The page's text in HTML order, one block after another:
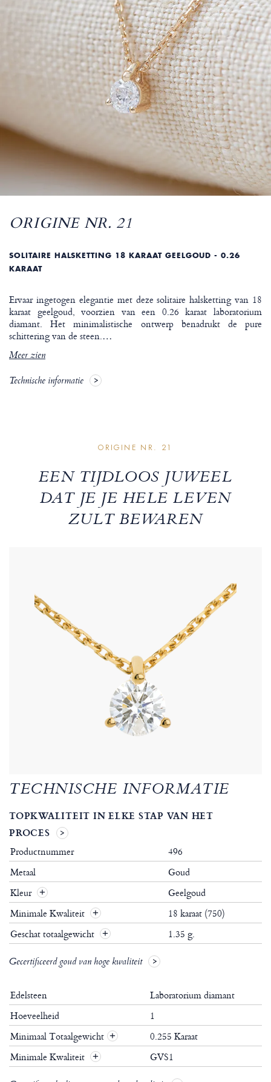
ORIGINE NR. 21
SOLITAIRE HALSKETTING 18 KARAAT GEELGOUD - 0.26
KARAAT
Ervaar ingetogen elegantie met deze solitaire halsketting van 18
karaat geelgoud, voorzien van een 0.26 karaat laboratorium
diamant. Het minimalistische ontwerp benadrukt de pure
schittering van de steen.…
Meer zien
Technische informatie
ORIGINE NR. 21
EEN TIJDLOOS JUWEEL
DAT JE JE HELE LEVEN
ZULT BEWAREN
TECHNISCHE INFORMATIE
TOPKWALITEIT IN ELKE STAP VAN HET
PROCES
Productnummer
496
Metaal
Goud
Kleur
Geelgoud
Minimale Kwaliteit
18 karaat (750)
Geschat totaalgewicht
1.35 g.
Gecertificeerd goud van hoge kwaliteit
Edelsteen
Laboratorium diamant
Hoeveelheid
1
Minimaal Totaalgewicht +
0.255 Karaat
Minimale Kwaliteit
+ GVS1